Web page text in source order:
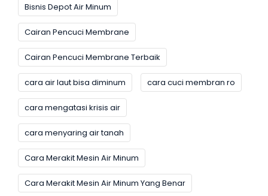
Bisnis Depot Air Minum
Cairan Pencuci Membrane
Cairan Pencuci Membrane Terbaik
cara air laut bisa diminum cara cuci membran ro
cara mengatasi krisis air
cara menyaring air tanah
Cara Merakit Mesin Air Minum
Cara Merakit Mesin Air Minum Yang Benar